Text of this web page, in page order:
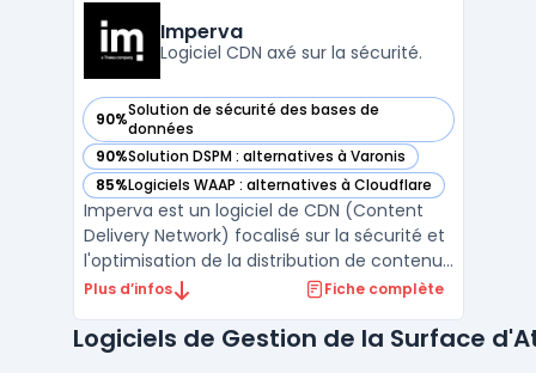
applications.Grâce à une analyse des failles
Imperva
Logiciel CDN axé sur la sécurité.
90%Solution de sécurité des bases de
données
— voir Imperva dans cette catégorie
90%Solution DSPM : alternatives à Varonis
— voir Imperva dans cette catégorie
85%Logiciels WAAP : alternatives à Cloudflare
— voir Imperva dans cette catégorie
Imperva est un logiciel de CDN (Content
Delivery Network) focalisé sur la sécurité et
l'optimisation de la distribution de contenus
digitaux. Sa technologie avancée assure
chargement des sites, tout en protégeant
Plus d’infos Fiche complète
Logiciels de Gestion de la Surface